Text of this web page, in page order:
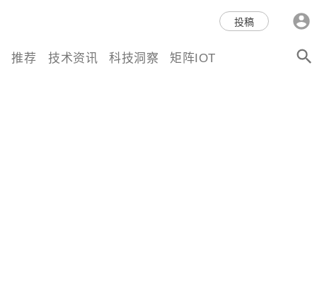
科技互联网,科技,资讯,动态,洞
察,量子,计算,AI,人工智能,机器
投稿
推荐 技术资讯 科技洞察 矩阵IOT